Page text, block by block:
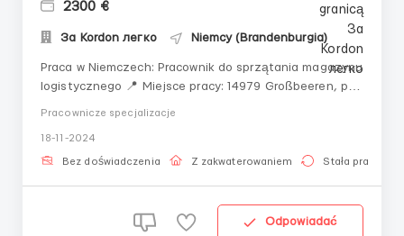
2300 €
За Kordon легко Niemcy (Brandenburgia)
Praca w Niemczech: Pracownik do sprzątania magazynu
logistycznego 📍 Miejsce pracy: 14979 Großbeeren, pod
Kogo szukamy:✔️ Doświadczenie w pracy nie jest
konieczne✔️ Minimale znajomość języka niemi...
Pracownicze specjalizacje
18-11-2024
Bez doświadczenia Z zakwaterowaniem Stała praca
Odpowiadać